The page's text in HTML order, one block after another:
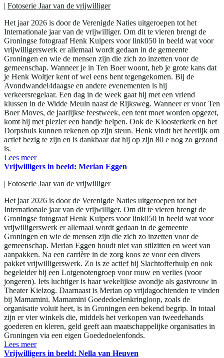
| Fotoserie Jaar van de vrijwilliger
Het jaar 2026 is door de Verenigde Naties uitgeroepen tot het
Internationale jaar van de vrijwilliger. Om dit te vieren brengt de
Groningse fotograaf Henk Kuipers voor link050 in beeld wat voor
vrijwilligerswerk er allemaal wordt gedaan in de gemeente
Groningen en wie de mensen zijn die zich zo inzetten voor de
gemeenschap. Wanneer je in Ten Boer woont, heb je grote kans dat
je Henk Woltjer kent of wel eens bent tegengekomen. Bij de
Avondwandel4daagse en andere evenementen is hij
verkeersregelaar. Een dag in de week gaat hij met een vriend
klussen in de Widde Meuln naast de Rijksweg. Wanneer er voor Ten
Boer Moves, de jaarlijkse feestweek, een tent moet worden opgezet,
komt hij met plezier een handje helpen. Ook de Kloosterkerk en het
Dorpshuis kunnen rekenen op zijn steun. Henk vindt het heerlijk om
actief bezig te zijn en is dankbaar dat hij op zijn 80 e nog zo gezond
is.
Lees meer
Vrijwilligers in beeld: Merian Eggen
| Fotoserie Jaar van de vrijwilliger
Het jaar 2026 is door de Verenigde Naties uitgeroepen tot het
Internationale jaar van de vrijwilliger. Om dit te vieren brengt de
Groningse fotograaf Henk Kuipers voor link050 in beeld wat voor
vrijwilligerswerk er allemaal wordt gedaan in de gemeente
Groningen en wie de mensen zijn die zich zo inzetten voor de
gemeenschap. Merian Eggen houdt niet van stilzitten en weet van
aanpakken. Na een carrière in de zorg koos ze voor een divers
pakket vrijwilligerswerk. Zo is ze actief bij Slachtofferhulp en ook
begeleider bij een Lotgenotengroep voor rouw en verlies (voor
jongeren). Iets luchtiger is haar wekelijkse avondje als gastvrouw in
Theater Kielzog. Daarnaast is Merian op vrijdagochtenden te vinden
bij Mamamini. Mamamini Goededoelenkringloop, zoals de
organisatie voluit heet, is in Groningen een bekend begrip. In totaal
zijn er vier winkels die, middels het verkopen van tweedehands
goederen en kleren, geld geeft aan maatschappelijke organisaties in
Groningen via een eigen Goededoelenfonds.
Lees meer
Vrijwilligers in beeld: Nella van Heuven